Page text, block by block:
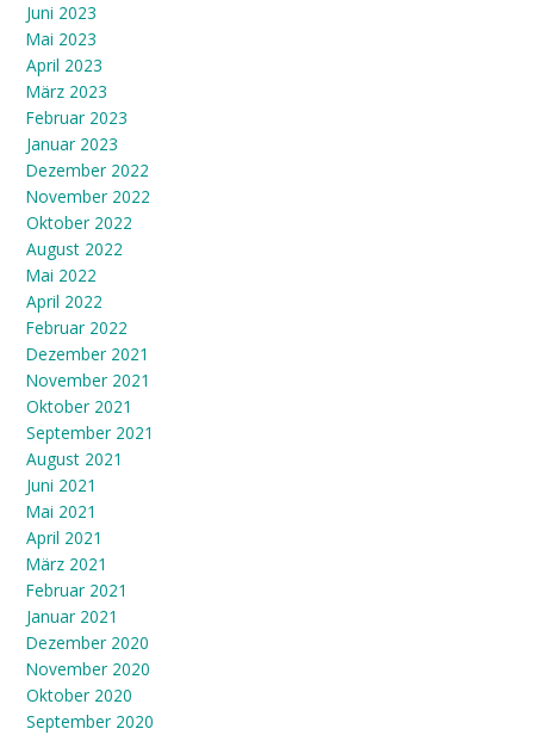
Juni 2023
Mai 2023
April 2023
März 2023
Februar 2023
Januar 2023
Dezember 2022
November 2022
Oktober 2022
August 2022
Mai 2022
April 2022
Februar 2022
Dezember 2021
November 2021
Oktober 2021
September 2021
August 2021
Juni 2021
Mai 2021
April 2021
März 2021
Februar 2021
Januar 2021
Dezember 2020
November 2020
Oktober 2020
September 2020